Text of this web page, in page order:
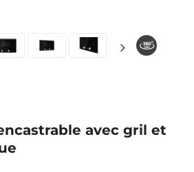
avec gril et